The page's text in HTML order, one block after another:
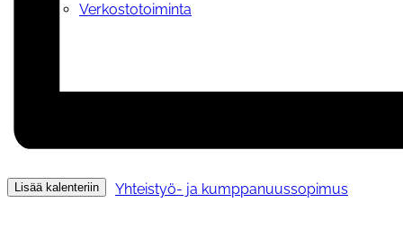
Verkostotoiminta
Yhteistyö- ja kumppanuussopimus
Lisää kalenteriin